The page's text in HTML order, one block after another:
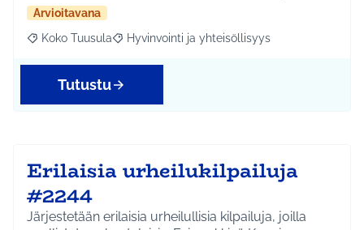
Arvioitavana
Rajaa tulokset aihepiirin mukaan: Koko Tuusula
Koko Tuusula Rajaa tulokset teeman mukaan: Hyvinvointi ja
Hyvinvointi ja yhteisöllisyys
Tutustu
Erilaisia urheilukilpailuja
#2244
Järjestetään erilaisia urheilullisia kilpailuja, joilla